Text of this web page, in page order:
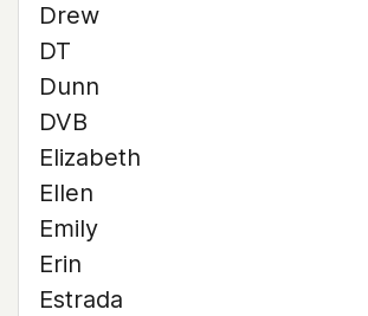
Drew
DT
Dunn
DVB
Elizabeth
Ellen
Emily
Erin
Estrada